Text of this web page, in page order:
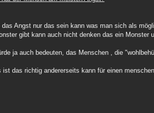
das Angst nur das sein kann was man sich als
gibt kann auch nicht denken das ein Monster
ja auch bedeuten, das Menschen , die
ist das richtig andererseits kann für einen